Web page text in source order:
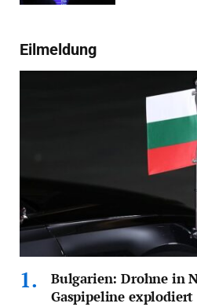
Eilmeldung
Bulgarien: Drohne in
Gaspipeline explodiert